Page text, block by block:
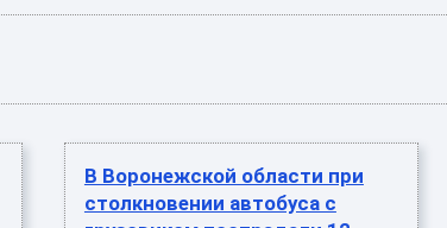
В Воронежской области при
столкновении автобуса с